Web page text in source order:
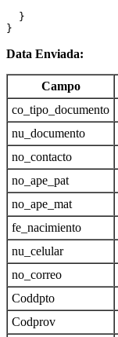
  }
}
Data Enviada:
Campo
co_tipo_documento
nu_documento
no_contacto
no_ape_pat
no_ape_mat
fe_nacimiento
nu_celular
no_correo
Coddpto
Codprov